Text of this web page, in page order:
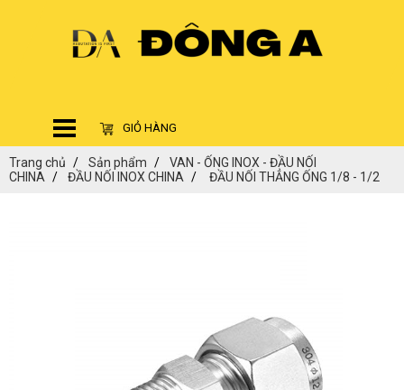
GIỎ HÀNG
Trang chủ Sản phẩm
VAN - ỐNG INOX - ĐẦU NỐI
CHINA
ĐẦU NỐI INOX CHINA ĐẦU NỐI THẲNG ỐNG 1/8 - 1/2